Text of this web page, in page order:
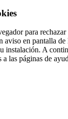
para
aviso en pantalla de
instalación. A
a las páginas de